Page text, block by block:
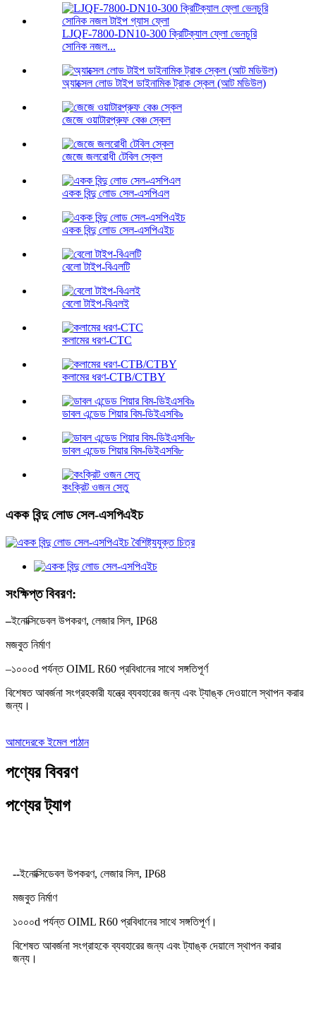
LJQF-7800-DN10-300 ক্রিটিক্যাল ফ্লো ভেনচুরি
সোনিক নজল...
অ্যাক্সেল লোড টাইপ ডাইনামিক ট্রাক স্কেল (আট মডিউল)
জেজে ওয়াটারপ্রুফ বেঞ্চ স্কেল
জেজে জলরোধী টেবিল স্কেল
একক বিন্দু লোড সেল-এসপিএল
একক বিন্দু লোড সেল-এসপিএইচ
বেলো টাইপ-বিএলটি
বেলো টাইপ-বিএলই
কলামের ধরণ-CTC
কলামের ধরণ-CTB/CTBY
ডাবল এন্ডেড শিয়ার বিম-ডিইএসবি৯
ডাবল এন্ডেড শিয়ার বিম-ডিইএসবি৮
কংক্রিট ওজন সেতু
একক বিন্দু লোড সেল-এসপিএইচ
সংক্ষিপ্ত বিবরণ:
–ইনোক্সিডেবল উপকরণ, লেজার সিল, IP68
মজবুত নির্মাণ
–১০০০d পর্যন্ত OIML R60 প্রবিধানের সাথে সঙ্গতিপূর্ণ
বিশেষত আবর্জনা সংগ্রহকারী যন্ত্রে ব্যবহারের জন্য এবং ট্যাঙ্ক দেওয়ালে স্থাপন করার
জন্য।
আমাদেরকে ইমেল পাঠান
পণ্যের বিবরণ
পণ্যের ট্যাগ
--ইনোক্সিডেবল উপকরণ, লেজার সিল, IP68
মজবুত নির্মাণ
১০০০d পর্যন্ত OIML R60 প্রবিধানের সাথে সঙ্গতিপূর্ণ।
বিশেষত আবর্জনা সংগ্রাহকে ব্যবহারের জন্য এবং ট্যাঙ্ক দেয়ালে স্থাপন করার
জন্য।